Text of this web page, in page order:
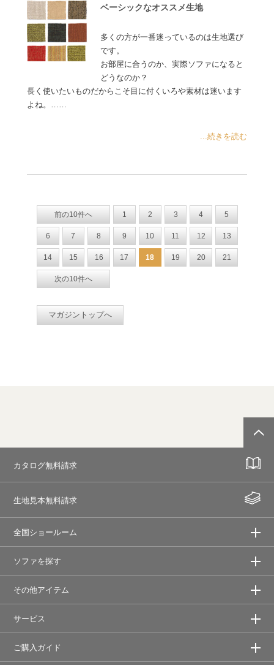
ベーシックなオススメ生地
多くの方が一番迷っているのは生地選び
です。
お部屋に合うのか、実際ソファになると
どうなのか？
長く使いたいものだからこそ目に付くいろや素材は迷います
よね。……
...続きを読む
前の10件へ 1 2 3 4 5
6 7 8 9 10 11 12 13
14 15 16 17 18 19 20 21
次の10件へ
マガジントップへ
カタログ無料請求
生地見本無料請求
全国ショールーム
ソファを探す
その他アイテム
サービス
ご購入ガイド